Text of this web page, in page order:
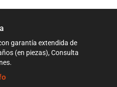
garantía extendida de
(en piezas), Consulta